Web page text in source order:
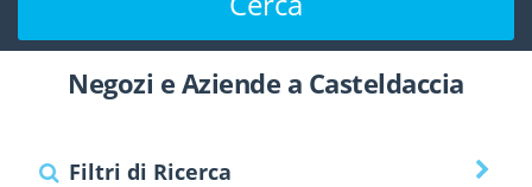
Negozi e Aziende a Casteldaccia
Filtri di Ricerca